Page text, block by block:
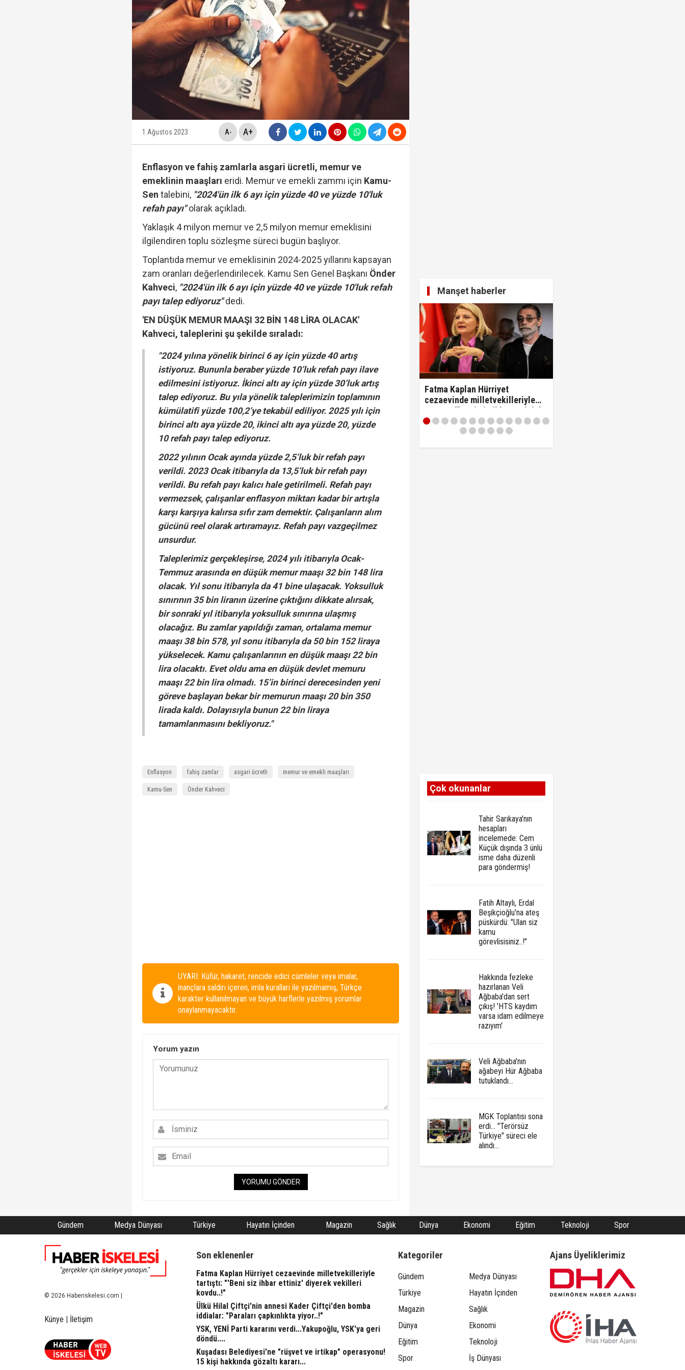
İzmit Belediyesi'nde 'rüşvet skandalının' görüntüleri ortaya çıktı! ‘Oraya koy ben oradan alırım…'
Tahir Sarıkaya'nın hesapları incelemede: Cem Küçük dışında 3 ünlü isme daha düzenli para göndermiş!
Hakkında fezleke hazırlanan Veli Ağbaba'dan sert çıkış! 'HTS kaydım varsa idam edilmeye razıyım'
Fatma Kaplan Hürriyet cezaevinde milletvekilleriyle tartıştı: "'Beni siz ihbar ettiniz' diyerek vekilleri kovdu..!"
1 Ağustos 2023 A- A+
Enflasyon ve fahiş zamlarla asgari ücretli, memur ve
emeklinin maaşları eridi. Memur ve emekli zammı için Kamu-
Sen talebini, "2024'ün ilk 6 ayı için yüzde 40 ve yüzde 10'luk
refah payı"olarak açıkladı.
Yaklaşık 4 milyon memur ve 2,5 milyon memur emeklisini
ilgilendiren toplu sözleşme süreci bugün başlıyor.
Toplantıda memur ve emeklisinin 2024-2025 yıllarını kapsayan
zam oranları değerlendirilecek. Kamu Sen Genel Başkanı Önder
Kahveci, "2024'ün ilk 6 ayı için yüzde 40 ve yüzde 10'luk refah
payı talep ediyoruz"dedi.
'EN DÜŞÜK MEMUR MAAŞI 32 BİN 148 LİRA OLACAK'
Kahveci, taleplerini şu şekilde sıraladı:
"2024 yılına yönelik birinci 6 ay için yüzde 40 artış
istiyoruz. Bununla beraber yüzde 10’luk refah payı ilave
edilmesini istiyoruz. İkinci altı ay için yüzde 30’luk artış
talep ediyoruz. Bu yıla yönelik taleplerimizin toplamının
kümülatifi yüzde 100,2’ye tekabül ediliyor. 2025 yılı için
birinci altı aya yüzde 20, ikinci altı aya yüzde 20, yüzde
10 refah payı talep ediyoruz.
2022 yılının Ocak ayında yüzde 2,5’luk bir refah payı
verildi. 2023 Ocak itibarıyla da 13,5’luk bir refah payı
verildi. Bu refah payı kalıcı hale getirilmeli. Refah payı
vermezsek, çalışanlar enflasyon miktarı kadar bir artışla
karşı karşıya kalırsa sıfır zam demektir. Çalışanların alım
gücünü reel olarak artıramayız. Refah payı vazgeçilmez
unsurdur.
Taleplerimiz gerçekleşirse, 2024 yılı itibarıyla Ocak-
Temmuz arasında en düşük memur maaşı 32 bin 148 lira
olacak. Yıl sonu itibarıyla da 41 bine ulaşacak. Yoksulluk
sınırının 35 bin liranın üzerine çıktığını dikkate alırsak,
bir sonraki yıl itibarıyla yoksulluk sınırına ulaşmış
olacağız. Bu zamlar yapıldığı zaman, ortalama memur
maaşı 38 bin 578, yıl sonu itibarıyla da 50 bin 152 liraya
yükselecek. Kamu çalışanlarının en düşük maaşı 22 bin
lira olacaktı. Evet oldu ama en düşük devlet memuru
maaşı 22 bin lira olmadı. 15’in birinci derecesinden yeni
göreve başlayan bekar bir memurun maaşı 20 bin 350
lirada kaldı. Dolayısıyla bunun 22 bin liraya
tamamlanmasını bekliyoruz."
Enflasyon fahiş zamlar asgari ücretli memur ve emekli maaşları
Kamu-Sen Önder Kahveci
UYARI: Küfür, hakaret, rencide edici cümleler veya imalar,
inançlara saldırı içeren, imla kuralları ile yazılmamış, Türkçe
karakter kullanılmayan ve büyük harflerle yazılmış yorumlar
onaylanmayacaktır.
Yorum yazın
YORUMU GÖNDER
Manşet haberler
Fatma Kaplan Hürriyet
cezaevinde milletvekilleriyle
tartıştı: "'Beni siz ihbar ettiniz'
diyerek vekilleri kovdu..!"
Çok okunanlar
Tahir Sarıkaya'nın
hesapları
incelemede: Cem
Küçük dışında 3 ünlü
isme daha düzenli
para göndermiş!
Fatih Altaylı, Erdal
Beşikçioğlu'na ateş
püskürdü: "Ulan siz
kamu
görevlisisiniz..!"
Hakkında fezleke
hazırlanan Veli
Ağbaba'dan sert
çıkış! 'HTS kaydım
varsa idam edilmeye
razıyım'
Veli Ağbaba'nın
ağabeyi Hür Ağbaba
tutuklandı...
MGK Toplantısı sona
erdi... "Terörsüz
Türkiye" süreci ele
alındı...
Gündem Medya Dünyası Türkiye Hayatın İçinden Magazin Sağlık Dünya Ekonomi Eğitim Teknoloji Spor
© 2026 Haberiskelesi.com |
Künye İletişim
Son eklenenler
Fatma Kaplan Hürriyet cezaevinde milletvekilleriyle
tartıştı: "'Beni siz ihbar ettiniz' diyerek vekilleri
kovdu..!"
Ülkü Hilal Çiftçi'nin annesi Kader Çiftçi'den bomba
iddialar: "Paraları çapkınlıkta yiyor..!"
YSK, YENİ Parti kararını verdi...Yakupoğlu, YSK'ya geri
döndü....
Kuşadası Belediyesi'ne "rüşvet ve irtikap" operasyonu!
15 kişi hakkında gözaltı kararı...
Kategoriler
Gündem
Medya Dünyası
Türkiye
Hayatın İçinden
Magazin
Sağlık
Dünya
Ekonomi
Eğitim
Teknoloji
Spor
İş Dünyası
Ajans Üyeliklerimiz